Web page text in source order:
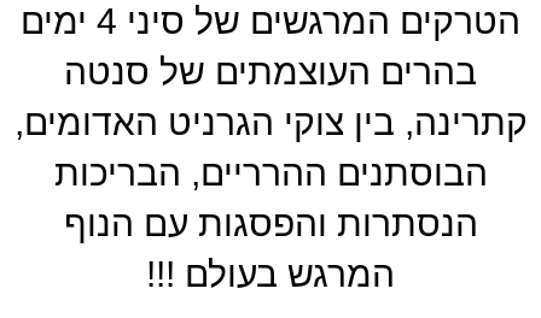
הטרקים המרגשים של סיני 4 ימים
בהרים העוצמתים של סנטה
קתרינה, בין צוקי הגרניט האדומים,
הבוסתנים ההרריים, הבריכות
הנסתרות והפסגות עם הנוף
המרגש בעולם !!!